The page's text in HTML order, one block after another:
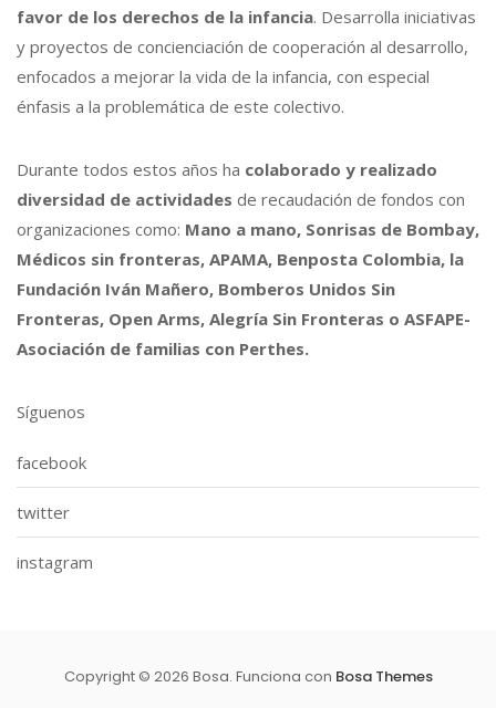
favor de los derechos de la infancia. Desarrolla iniciativas
y proyectos de concienciación de cooperación al desarrollo,
enfocados a mejorar la vida de la infancia, con especial
énfasis a la problemática de este colectivo.
Durante todos estos años ha colaborado y realizado
diversidad de actividades de recaudación de fondos con
organizaciones como: Mano a mano, Sonrisas de Bombay,
Médicos sin fronteras, APAMA, Benposta Colombia, la
Fundación Iván Mañero, Bomberos Unidos Sin
Fronteras, Open Arms, Alegría Sin Fronteras o ASFAPE-
Asociación de familias con Perthes.
Síguenos
facebook
twitter
instagram
Copyright © 2026 Bosa. Funciona con Bosa Themes